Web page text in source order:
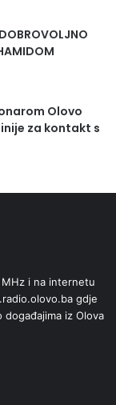
Olovo
za kontakt s
i na internetu
gdje
iz Olova